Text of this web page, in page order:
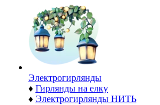
Электро­гирлянды
♦ Гирлянды на елку
♦ Электрогирлянды НИТЬ